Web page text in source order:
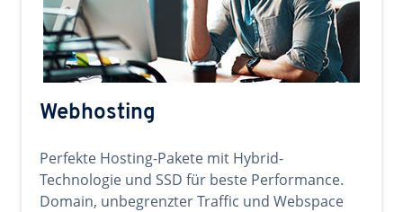
Webhosting
Perfekte Hosting-Pakete mit Hybrid-
Technologie und SSD für beste Performance.
Domain, unbegrenzter Traffic und Webspace